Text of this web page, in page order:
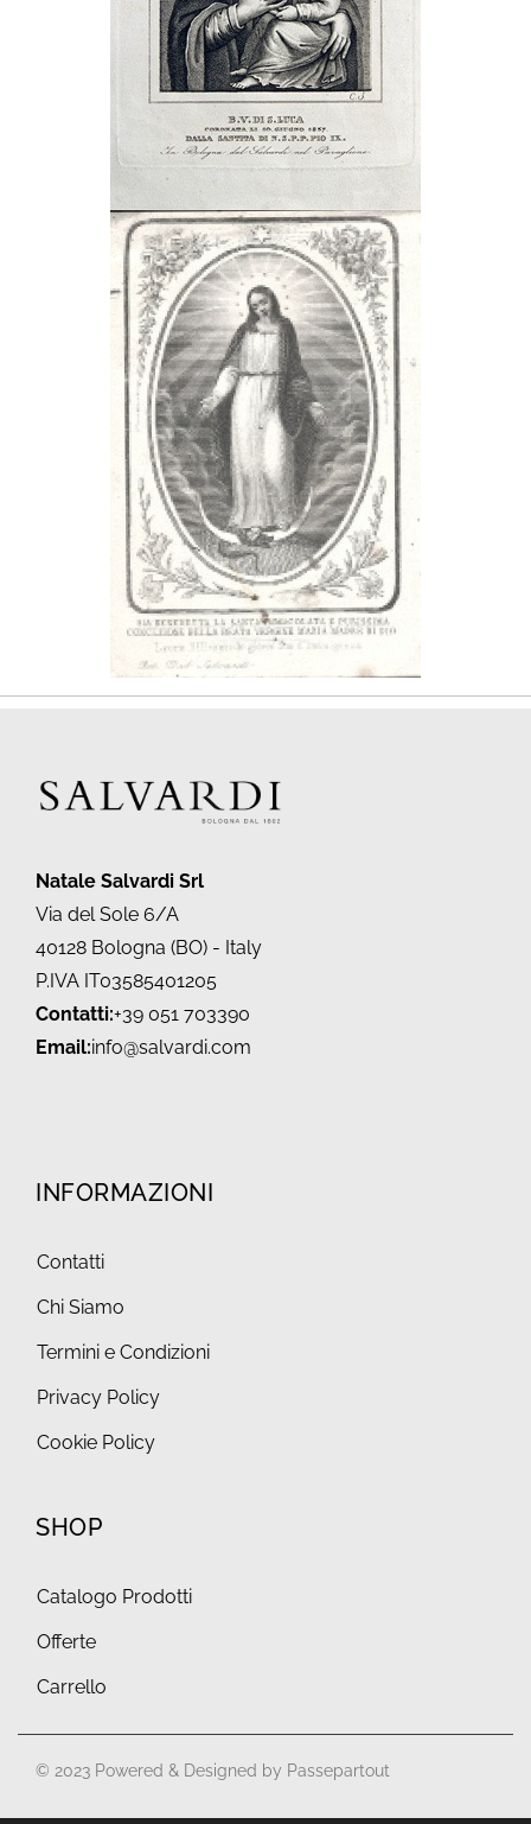
Natale Salvardi Srl
Via del Sole 6/A
40128 Bologna (BO) - Italy
P.IVA IT03585401205
Contatti:+39 051 703390
Email:info@salvardi.com
INFORMAZIONI
Contatti
Chi Siamo
Termini e Condizioni
Privacy Policy
Cookie Policy
SHOP
Catalogo Prodotti
Offerte
Carrello
© 2023 Powered & Designed by Passepartout